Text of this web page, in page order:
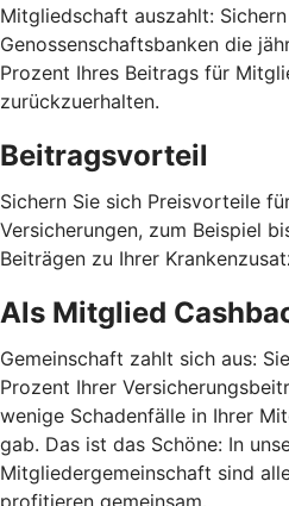
Mitgliedschaft auszahlt:
Genossenschaftsbanken die
Prozent Ihres Beitrags für
zurückzuerhalten.
Beitragsvorteil
Sichern Sie sich Preisvorteile
Versicherungen, zum Beispiel
Beiträgen zu Ihrer
Als Mitglied
Gemeinschaft zahlt sich aus:
Prozent Ihrer
wenige Schadenfälle in Ihrer
gab. Das ist das Schöne: In
Mitgliedergemeinschaft sind
profitieren gemeinsam.